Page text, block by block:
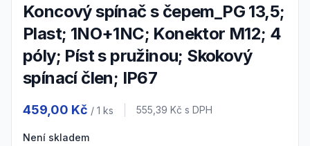
Koncový spínač s čepem_PG 13,5;
Plast; 1NO+1NC; Konektor M12; 4
póly; Píst s pružinou; Skokový
spínací člen; IP67
459,00 Kč / 1 ks Cena s DPH
555,39 Kč s DPH
Není skladem